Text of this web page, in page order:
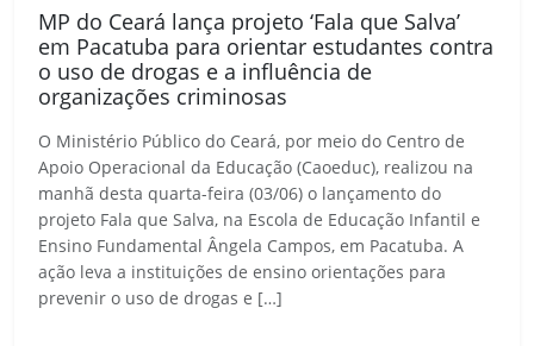
MP do Ceará lança projeto ‘Fala que Salva’
em Pacatuba para orientar estudantes contra
o uso de drogas e a influência de
organizações criminosas
O Ministério Público do Ceará, por meio do Centro de
Apoio Operacional da Educação (Caoeduc), realizou na
manhã desta quarta-feira (03/06) o lançamento do
projeto Fala que Salva, na Escola de Educação Infantil e
Ensino Fundamental Ângela Campos, em Pacatuba. A
ação leva a instituições de ensino orientações para
prevenir o uso de drogas e […]